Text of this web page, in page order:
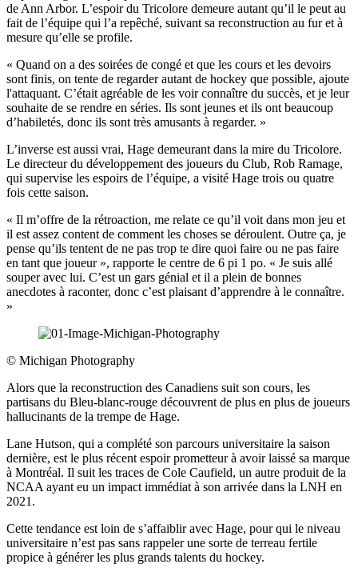
de Ann Arbor. L’espoir du Tricolore demeure autant qu’il le peut au
fait de l’équipe qui l’a repêché, suivant sa reconstruction au fur et à
mesure qu’elle se profile.
« Quand on a des soirées de congé et que les cours et les devoirs
sont finis, on tente de regarder autant de hockey que possible, ajoute
l'attaquant. C’était agréable de les voir connaître du succès, et je leur
souhaite de se rendre en séries. Ils sont jeunes et ils ont beaucoup
d’habiletés, donc ils sont très amusants à regarder. »
L’inverse est aussi vrai, Hage demeurant dans la mire du Tricolore.
Le directeur du développement des joueurs du Club, Rob Ramage,
qui supervise les espoirs de l’équipe, a visité Hage trois ou quatre
fois cette saison.
« Il m’offre de la rétroaction, me relate ce qu’il voit dans mon jeu et
il est assez content de comment les choses se déroulent. Outre ça, je
pense qu’ils tentent de ne pas trop te dire quoi faire ou ne pas faire
en tant que joueur », rapporte le centre de 6 pi 1 po. « Je suis allé
souper avec lui. C’est un gars génial et il a plein de bonnes
anecdotes à raconter, donc c’est plaisant d’apprendre à le connaître.
»
© Michigan Photography
Alors que la reconstruction des Canadiens suit son cours, les
partisans du Bleu-blanc-rouge découvrent de plus en plus de joueurs
hallucinants de la trempe de Hage.
Lane Hutson, qui a complété son parcours universitaire la saison
dernière, est le plus récent espoir prometteur à avoir laissé sa marque
à Montréal. Il suit les traces de Cole Caufield, un autre produit de la
NCAA ayant eu un impact immédiat à son arrivée dans la LNH en
2021.
Cette tendance est loin de s’affaiblir avec Hage, pour qui le niveau
universitaire n’est pas sans rappeler une sorte de terreau fertile
propice à générer les plus grands talents du hockey.